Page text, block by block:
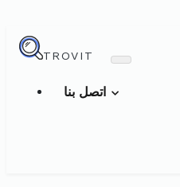
TROVIT